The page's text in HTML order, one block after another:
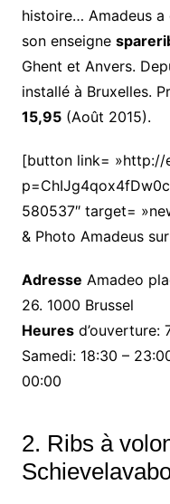
histoire… Amadeus a
son enseigne
Ghent et Anvers.
installé à Bruxelles.
15,95(Août 2015).
[button link= »http://
580537″ target=
& Photo Amadeus
Adresse Amadeo
26. 1000 Brussel
Heuresd’ouverture:
Samedi: 18:30 –
00:00
2. Ribs à